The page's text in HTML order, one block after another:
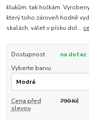
klukům, tak holkám.
který toho zároveň hodně
skalách, válet v písku dol...
Dostupnost
na dotaz
Vyberte barvu
Cena před
slevou
790 Kč